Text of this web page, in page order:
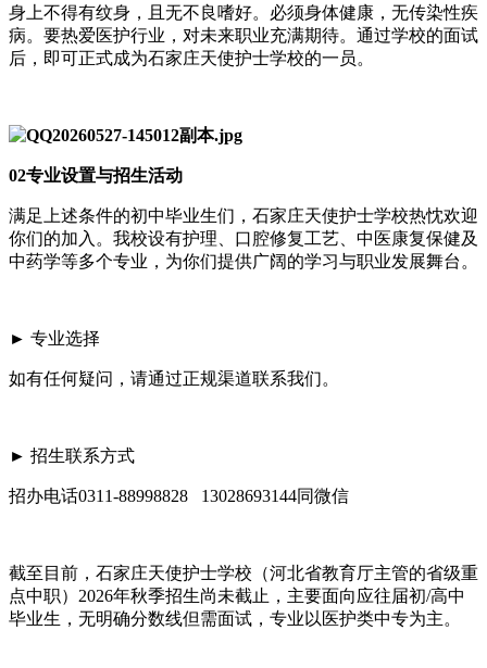
身上不得有纹身，且无不良嗜好。必须身体健康，无传染性疾
病。要热爱医护行业，对未来职业充满期待。通过学校的面试
后，即可正式成为石家庄天使护士学校的一员。
02专业设置与招生活动
满足上述条件的初中毕业生们，石家庄天使护士学校热忱欢迎
你们的加入。我校设有护理、口腔修复工艺、中医康复保健及
中药学等多个专业，为你们提供广阔的学习与职业发展舞台。
► 专业选择
如有任何疑问，请通过正规渠道联系我们。
► 招生联系方式
招办电话0311-88998828 13028693144同微信
截至目前，石家庄天使护士学校（河北省教育厅主管的省级重
点中职）2026年秋季招生尚未截止，主要面向应往届初/高中
毕业生，无明确分数线但需面试，专业以医护类中专为主。‌‌